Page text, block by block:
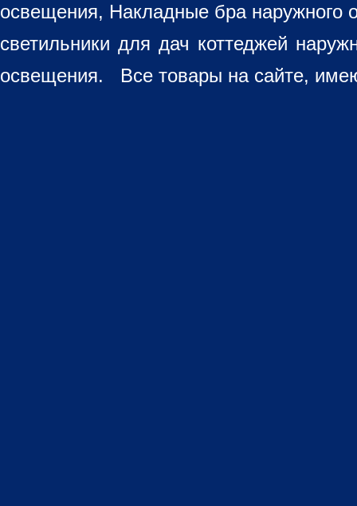
освещения, Накладные бра наружного
светильники для дач коттеджей
освещения. Все товары на сайте,